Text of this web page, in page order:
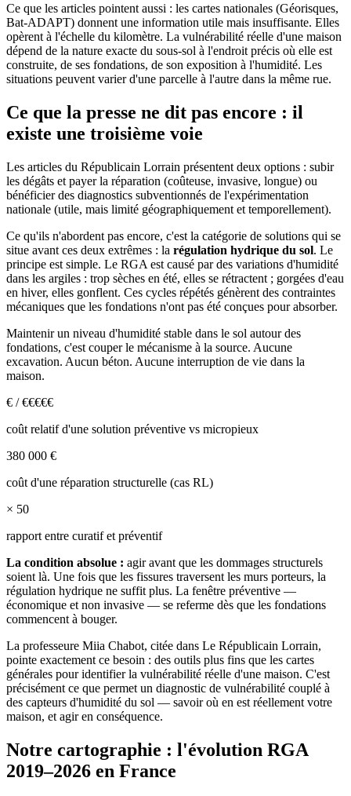
Ce que les articles pointent aussi : les cartes nationales (Géorisques,
Bat-ADAPT) donnent une information utile mais insuffisante. Elles
opèrent à l'échelle du kilomètre. La vulnérabilité réelle d'une maison
dépend de la nature exacte du sous-sol à l'endroit précis où elle est
construite, de ses fondations, de son exposition à l'humidité. Les
situations peuvent varier d'une parcelle à l'autre dans la même rue.
Ce que la presse ne dit pas encore : il
existe une troisième voie
Les articles du Républicain Lorrain présentent deux options : subir
les dégâts et payer la réparation (coûteuse, invasive, longue) ou
bénéficier des diagnostics subventionnés de l'expérimentation
nationale (utile, mais limité géographiquement et temporellement).
Ce qu'ils n'abordent pas encore, c'est la catégorie de solutions qui se
situe avant ces deux extrêmes : la régulation hydrique du sol. Le
principe est simple. Le RGA est causé par des variations d'humidité
dans les argiles : trop sèches en été, elles se rétractent ; gorgées d'eau
en hiver, elles gonflent. Ces cycles répétés génèrent des contraintes
mécaniques que les fondations n'ont pas été conçues pour absorber.
Maintenir un niveau d'humidité stable dans le sol autour des
fondations, c'est couper le mécanisme à la source. Aucune
excavation. Aucun béton. Aucune interruption de vie dans la
maison.
€ / €€€€€
coût relatif d'une solution préventive vs micropieux
380 000 €
coût d'une réparation structurelle (cas RL)
× 50
rapport entre curatif et préventif
La condition absolue : agir avant que les dommages structurels
soient là. Une fois que les fissures traversent les murs porteurs, la
régulation hydrique ne suffit plus. La fenêtre préventive —
économique et non invasive — se referme dès que les fondations
commencent à bouger.
La professeure Miia Chabot, citée dans Le Républicain Lorrain,
pointe exactement ce besoin : des outils plus fins que les cartes
générales pour identifier la vulnérabilité réelle d'une maison. C'est
précisément ce que permet un diagnostic de vulnérabilité couplé à
des capteurs d'humidité du sol — savoir où en est réellement votre
maison, et agir en conséquence.
Notre cartographie : l'évolution RGA
2019–2026 en France